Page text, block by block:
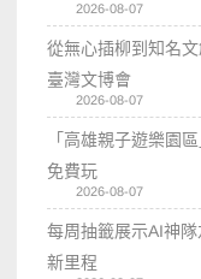
2026-08-07
從無心插柳到知名
臺灣文博會
2026-08-07
「高雄親子遊樂園
免費玩
2026-08-07
每周抽籤展示AI神
新里程